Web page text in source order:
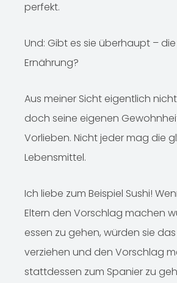
perfekt.
Und: Gibt es sie überhaupt –
Ernährung?
Aus meiner Sicht eigentlich
doch seine eigenen
Vorlieben. Nicht jeder mag die
Lebensmittel.
Ich liebe zum Beispiel Sushi!
Eltern den Vorschlag machen
essen zu gehen, würden sie
verziehen und den Vorschlag
stattdessen zum Spanier zu